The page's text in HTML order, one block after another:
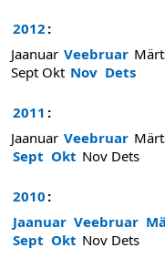
2012 :
Jaanuar Veebruar
Sept Okt Nov Dets
2011 :
Jaanuar Veebruar
Sept Okt Nov Dets
2010 :
Jaanuar Veebruar
Sept Okt Nov Dets